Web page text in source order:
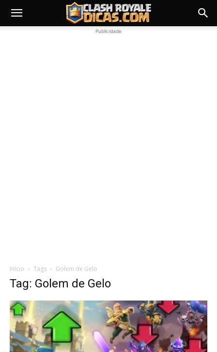
Publicidade
Início Tags Golem de Gelo
Tag: Golem de Gelo